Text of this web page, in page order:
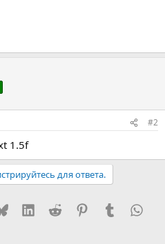
#2
1.5f
для ответа.
BlueskyLinkedInReddit PinterestTumblr
почта